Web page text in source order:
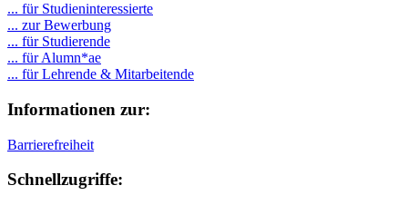
... für Studieninteressierte
... zur Bewerbung
... für Studierende
... für Alumn*ae
... für Lehrende & Mitarbeitende
Informationen zur:
Barrierefreiheit
Schnellzugriffe: